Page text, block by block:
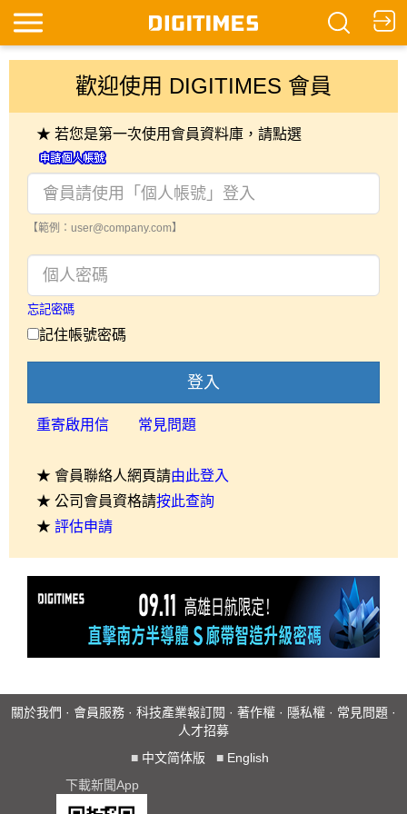
歡迎使用 DIGITIMES 會員
★ 若您是第一次使用會員資料庫，請點選
【範例：user@company.com】
忘記密碼
記住帳號密碼
登入
重寄啟用信 常見問題
★ 會員聯絡人網頁請由此登入
★ 公司會員資格請按此查詢
★ 評估申請
關於我們 · 會員服務 · 科技產業報訂閱 · 著作權 · 隱私權 · 常見問題 ·
人才招募
■ 中文简体版 ■ English
下載新聞App